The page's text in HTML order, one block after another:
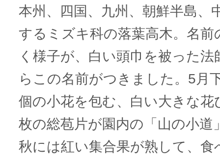
本州、四国、九州、朝鮮半島、
するミズキ科の落葉高木。名前
く様子が、白い頭巾を被った
らこの名前がつきました。5月
個の小花を包む、白い大きな
枚の総苞片が園内の「山の小道
秋には紅い集合果が熟して、食